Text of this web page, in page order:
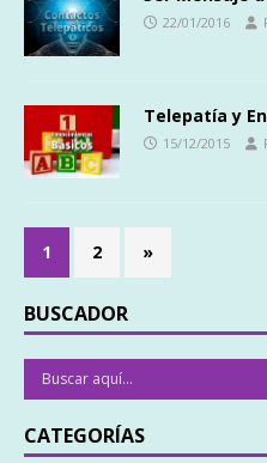
22/01/2016
Telepatía y
15/12/2015
1 2 »
BUSCADOR
CATEGORÍAS